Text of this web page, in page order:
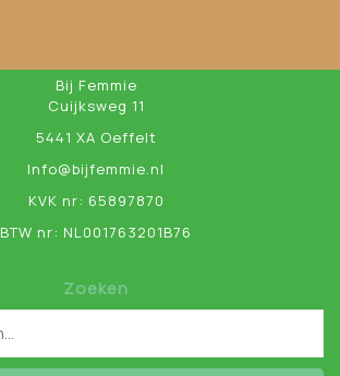
Bij Femmie
Cuijksweg 11
5441 XA Oeffelt
Info@bijfemmie.nl
KVK nr: 65897870
BTW nr: NL001763201B76
Zoeken